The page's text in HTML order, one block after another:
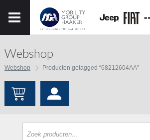
Webshop
Webshop Producten getagged “68212604AA”